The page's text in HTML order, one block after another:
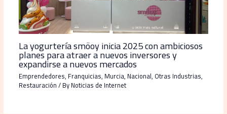
La yogurtería smöoy inicia 2025 con ambiciosos
planes para atraer a nuevos inversores y
expandirse a nuevos mercados
Emprendedores, Franquicias, Murcia, Nacional, Otras Industrias,
Restauración/ ByNoticias de Internet